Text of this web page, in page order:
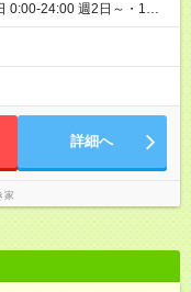
0:00-24:00 週2日～・1日
〇昼帯 9:00-14:00 〇午
〇深夜帯 22:00-翌5:00 基
詳細へ
家